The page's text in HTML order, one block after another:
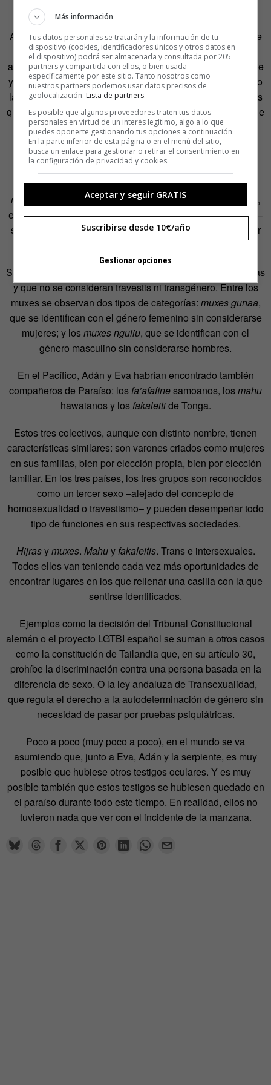
Antes de la llegada de los británicos, loshijrasgozaban de
una relativa buena reputación debido a la existencia de
algunos dioses hinduistas que presentan rasgos de hombre
y de mujer. Con la llegada de los británicos, Occidente trajo
la
civilizacióncon una oferta exclusiva de leyes homófobas
que castigaban cualquier comportamiento que se saliese de
la norma, obligando a loshijrasa la marginalidad. En la
actualidad, loshijrasno están tan perseguidos, pero la
discriminación sigue presente.
Otro posible compañero de Adán y Eva podría haber sido
muxe
. Considerado un tercer sexo por el pueblo zapoteca,
este colectivo social –mejor aceptado que otros colectivos–
se encuentra en la región del istmo de Tehuantepec, al sur
de México.
Se trata de varones que presentan características femeninas
y que no se consideran travestis ni transgénero. Entre los
muxes se observan dos tipos de categorías: muxes gunaa,
que se identifican con el género femenino sin considerarse
mujeres; y losmuxes nguiiu, que se identifican con el
género masculino sin considerarse hombres.
En el Pacífico, Adán y Eva habrían encontrado también
compañeros de Paraíso: losfa’afafinesamoanos, losmahu
hawaianos y losfakaleitide Tonga.
Estos tres colectivos, aunque con distinto nombre, tienen
características similares: son varones criados como mujeres
en sus familias, bien por elección propia, bien por elección
familiar. En los tres países, los tres grupos son reconocidos
como un tercer sexo –alejado del concepto de
homosexualidad o travestismo– y pueden desempeñar todo
tipo de funciones en sus respectivas sociedades.
Hijrasymuxes. Mahuyfakaleitis. Trans e intersexuales.
Todos ellos van teniendo cada vez más oportunidades de
encontrar lugares en los que rellenar una casilla con la que
sentirse identificados.
Ejemplos como la decisión del Tribunal Constitucional
alemán o el proyecto LGTBI español se suman a otros casos
como la constitución de Tailandia que, en su artículo 30,
prohíbe la discriminación contra una persona basada en la
diferencia de sexo. O la ley andaluza de Transexualidad,
que regula el derecho a la autodeterminación de género sin
necesidad de pasar por pruebas psiquiátricas.
Poco a poco (muy poco a poco), en el mundo se va
asumiendo que, junto a Eva, Adán y la serpiente, es muy
posible que hubiese otros testigos oculares. Y es muy
posible también que estos testigos se hubiesen quedado en
el paraíso durante todo este tiempo. En realidad, ellos no
tuvieron nada que ver con el incidente de la manzana.
Más información
Tus datos personales se tratarán y la información de tu
dispositivo (cookies, identificadores únicos y otros datos en
el dispositivo) podrá ser almacenada y consultada por 205
partners y compartida con ellos, o bien usada
específicamente por este sitio. Tanto nosotros como
nuestros partners podemos usar datos precisos de
geolocalización. Lista de partners.
Es posible que algunos proveedores traten tus datos
personales en virtud de un interés legítimo, algo a lo que
puedes oponerte gestionando tus opciones a continuación.
En la parte inferior de esta página o en el menú del sitio,
busca un enlace para gestionar o retirar el consentimiento en
la configuración de privacidad y cookies.
Aceptar y seguir GRATIS
Suscribirse desde 10€/año
Gestionar opciones